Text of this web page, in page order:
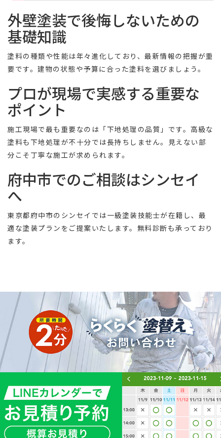
外壁塗装で後悔しないための
基礎知識
塗料の種類や性能は年々進化しており、最新情報の把握が重
要です。建物の状態や予算に合った塗料を選びましょう。
プロが現場で実感する重要な
ポイント
施工現場で最も重要なのは「下地処理の品質」です。高級な
塗料も下地処理が不十分では長持ちしません。見えない部
分こそ丁寧な施工が求められます。
府中市でのご相談はシンセイ
へ
東京都府中市のシンセイでは一級塗装技能士が在籍し、最
適な塗装プランをご提案いたします。無料診断も承っており
ます。